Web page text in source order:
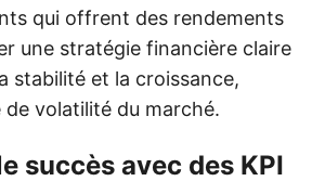
qui offrent des rendements
une stratégie financière claire
stabilité et la croissance,
de volatilité du marché.
succès avec des KPI